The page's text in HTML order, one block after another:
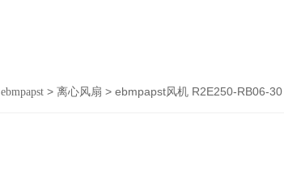
ebmpapst> 离心风扇 > ebmpapst风机 R2E250-RB06-